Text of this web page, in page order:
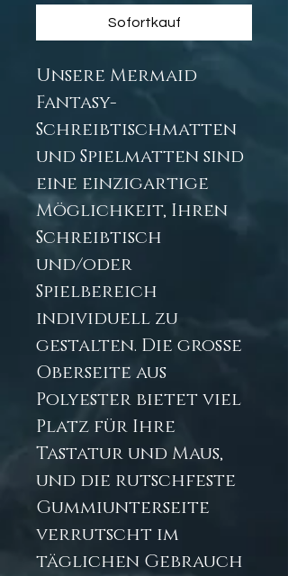
Sofortkauf
Unsere Mermaid
Fantasy-
Schreibtischmatten
und Spielmatten sind
eine einzigartige
Möglichkeit, Ihren
Schreibtisch
und/oder
Spielbereich
individuell zu
gestalten. Die große
Oberseite aus
Polyester bietet viel
Platz für Ihre
Tastatur und Maus,
und die rutschfeste
Gummiunterseite
verrutscht im
täglichen Gebrauch